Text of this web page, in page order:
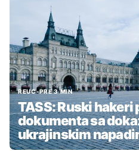
REUC•PRE 3 MIN
TASS: Ruski hakeri
dokumenta sa
ukrajinskim